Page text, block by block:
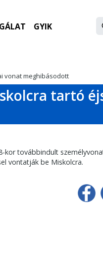
GYIK
vonat meghibásodott
tartó
kor továbbindult
vontatják be Miskolcra.